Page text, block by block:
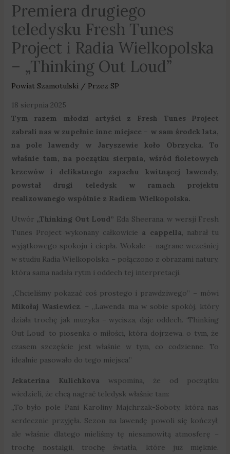
Premiera drugiego
teledysku Fresh Tunes
Project i Radia Wielkopolska
– „Thinking Out Loud”
Powiat Szamotulski/ Przez SP
18 sierpnia 2025
Tym razem młodzi artyści z Fresh Tunes Project
zabrali nas w zupełnie inne miejsce – w sam środek lata,
na pole lawendy w Jaryszewie koło Obrzycka. To
właśnie tam, na początku sierpnia, wśród fioletowych
krzewów i delikatnego zapachu kwitnącej lawendy,
powstał drugi teledysk w ramach projektu
realizowanego wspólnie z Radiem Wielkopolska.
Utwór „Thinking Out Loud” Eda Sheerana, w wersji Fresh
Tunes Project wykonany całkowicie a cappella, nabrał tu
wyjątkowego spokoju i ciepła. Wokale – nagrane wcześniej
w studiu Radia Wielkopolska – połączono z obrazami natury,
która sama nadała rytm i oddech tej interpretacji.
„Chcieliśmy pokazać coś prostego i prawdziwego” – mówi
Mikołaj Wasiewicz. – „Lawenda ma w sobie spokój, który
działa trochę jak muzyka – wycisza, daje oddech. ‘Thinking
Out Loud’ to piosenka o miłości, która dojrzewa, o tym, że
czasem szczęście jest właśnie w tym, co codzienne. To
idealnie pasowało do tego miejsca.”
Jekaterina Kulichkova wspomina, że od początku
wiedzieli, że chcą nagrać teledysk właśnie tam:
„To było pole Pani Karoliny Majchrzak-Soboty, która nas
serdecznie przyjęła. Sezon na lawendę powoli się kończył,
ale właśnie dlatego mieliśmy tę niesamowitą atmosferę –
trochę nostalgii, trochę światła, które już mięknie.